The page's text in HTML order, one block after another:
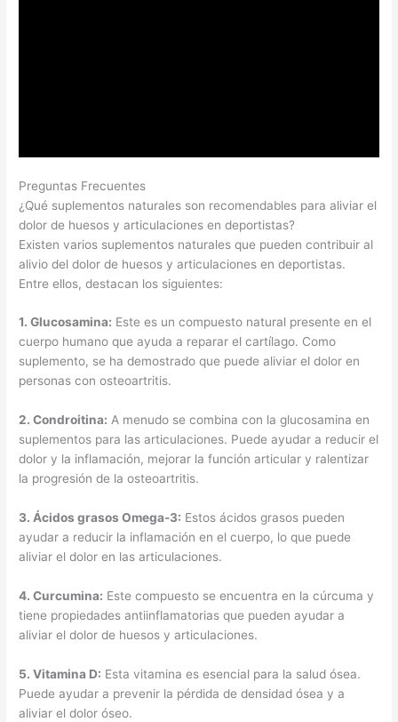
Preguntas Frecuentes
¿Qué suplementos naturales son recomendables para aliviar el
dolor de huesos y articulaciones en deportistas?
Existen varios suplementos naturales que pueden contribuir al
alivio del dolor de huesos y articulaciones en deportistas.
Entre ellos, destacan los siguientes:
1.Glucosamina: Este es un compuesto natural presente en el
cuerpo humano que ayuda a reparar el cartílago. Como
suplemento, se ha demostrado que puede aliviar el dolor en
personas con osteoartritis.
2.Condroitina: A menudo se combina con la glucosamina en
suplementos para las articulaciones. Puede ayudar a reducir el
dolor y la inflamación, mejorar la función articular y ralentizar
la progresión de la osteoartritis.
3.Ácidos grasos Omega-3: Estos ácidos grasos pueden
ayudar a reducir la inflamación en el cuerpo, lo que puede
aliviar el dolor en las articulaciones.
4.Curcumina: Este compuesto se encuentra en la cúrcuma y
tiene propiedades antiinflamatorias que pueden ayudar a
aliviar el dolor de huesos y articulaciones.
5.Vitamina D: Esta vitamina es esencial para la salud ósea.
Puede ayudar a prevenir la pérdida de densidad ósea y a
aliviar el dolor óseo.